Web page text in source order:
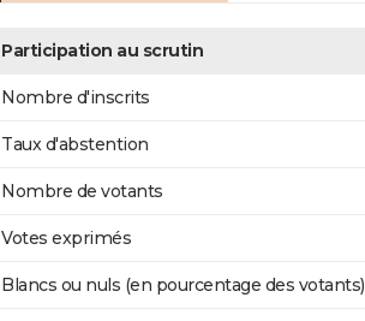
Participation au scrutin
Nombre d'inscrits
Taux d'abstention
Nombre de votants
Votes exprimés
Blancs ou nuls (en pourcentage des votants)